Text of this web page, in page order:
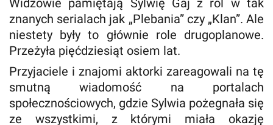
Widzowie pamiętają Sylwię Gaj z ról w tak
znanych serialach jak „Plebania” czy „Klan”. Ale
niestety były to głównie role drugoplanowe.
Przeżyła pięćdziesiąt osiem lat.
Przyjaciele i znajomi aktorki zareagowali na tę
smutną wiadomość na portalach
społecznościowych, gdzie Sylwia pożegnała się
ze wszystkimi, z którymi miała okazję